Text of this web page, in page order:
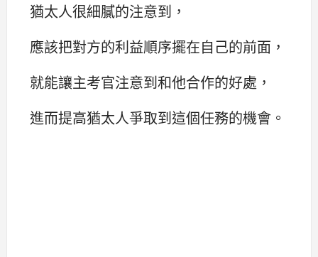
猶太人很細膩的注意到，
應該把對方的利益順序擺在自己的前面，
就能讓主考官注意到和他合作的好處，
進而提高猶太人爭取到這個任務的機會。